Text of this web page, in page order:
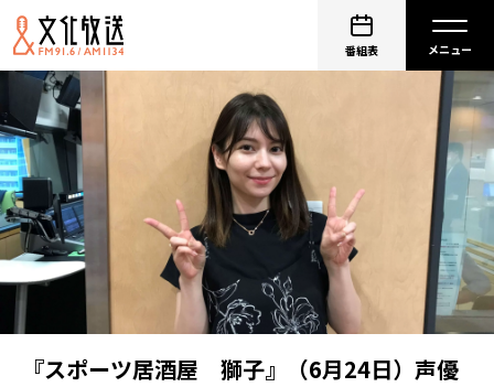
番組表
『スポーツ居酒屋 獅子』（6月24日）声優